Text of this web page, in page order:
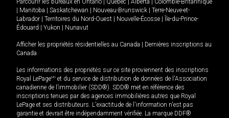
Parcourir les bureaux en Ontario Québec Alberta
Colombie-Britannique
Manitoba Saskatchewan Nouveau-Brunswick
Terre-Neuve-et-
Labrador
Territoires du Nord-Ouest Nouvelle-Écosse
Île-du-Prince-
Édouard
Yukon Nunavut
Afficher les propriétés résidentielles au Canada
Dernières inscriptions au
Canada
Les informations des propriétés sur ce site proviennent des inscriptions
Royal LePageMD et du service de distribution de données de l'Association
canadienne de l’immobilier (SDD®). SDD® met en référence des
inscriptions tenues par des agences immobilières autres que Royal
LePage et ses distributeurs. L'exactitude de l'information n'est pas
garantie et devrait être indépendamment vérifiée. La marque DDF®